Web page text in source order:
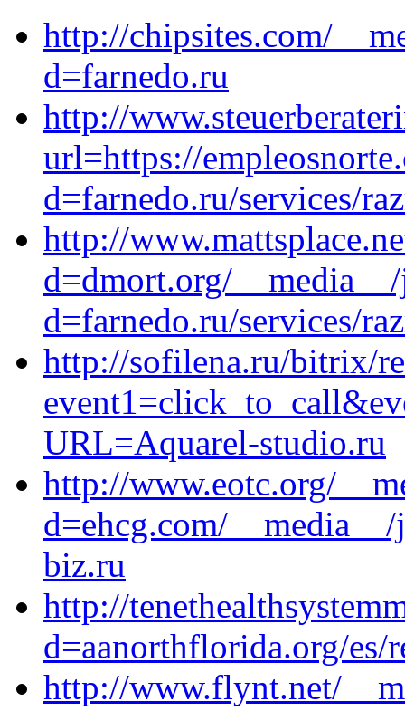
http://chipsites.com/
d=farnedo.ru
http://
url=https://
d=farnedo.ru/services/
http://
d=dmort.org/
d=farnedo.ru/services/
http://sofilena.ru/bitrix/
URL=Aquarel-studio.ru
http://www.eotc.org/
d=ehcg.com/
biz.ru
http://
d=aanorthflorida.org/es/
http://www.flynt.net/